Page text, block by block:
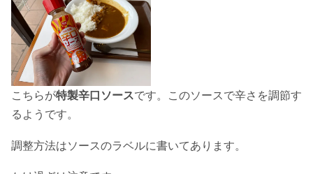
こちらが特製辛口ソースです。このソースで辛さを調節す
るようです。
調整方法はソースのラベルに書いてあります。